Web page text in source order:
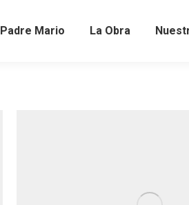
Padre Mario La Obra